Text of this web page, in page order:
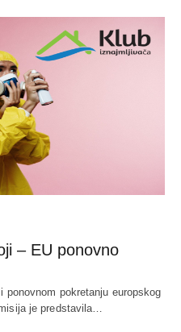
– EU ponovno
ponovnom pokretanju europskog
je predstavila…